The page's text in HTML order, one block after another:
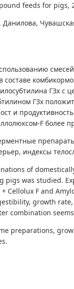
feeds for pigs,
Данилова,
составе
ГЗх с
ГЗх
и
F более
индексы
of
pigs was studied.
Cellolux F and
growth
combination
preparations,